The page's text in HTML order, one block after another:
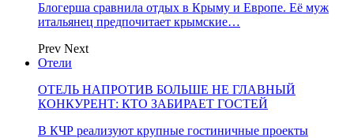
Блогерша сравнила отдых в Крыму и Европе. Её муж
итальянец предпочитает крымские…
Prev Next
Отели
ОТЕЛЬ НАПРОТИВ БОЛЬШЕ НЕ ГЛАВНЫЙ
КОНКУРЕНТ: КТО ЗАБИРАЕТ ГОСТЕЙ
В КЧР реализуют крупные гостиничные проекты